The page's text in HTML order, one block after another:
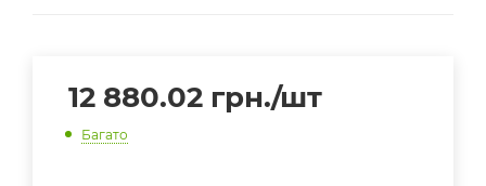
12 880.02 грн./шт
Багато